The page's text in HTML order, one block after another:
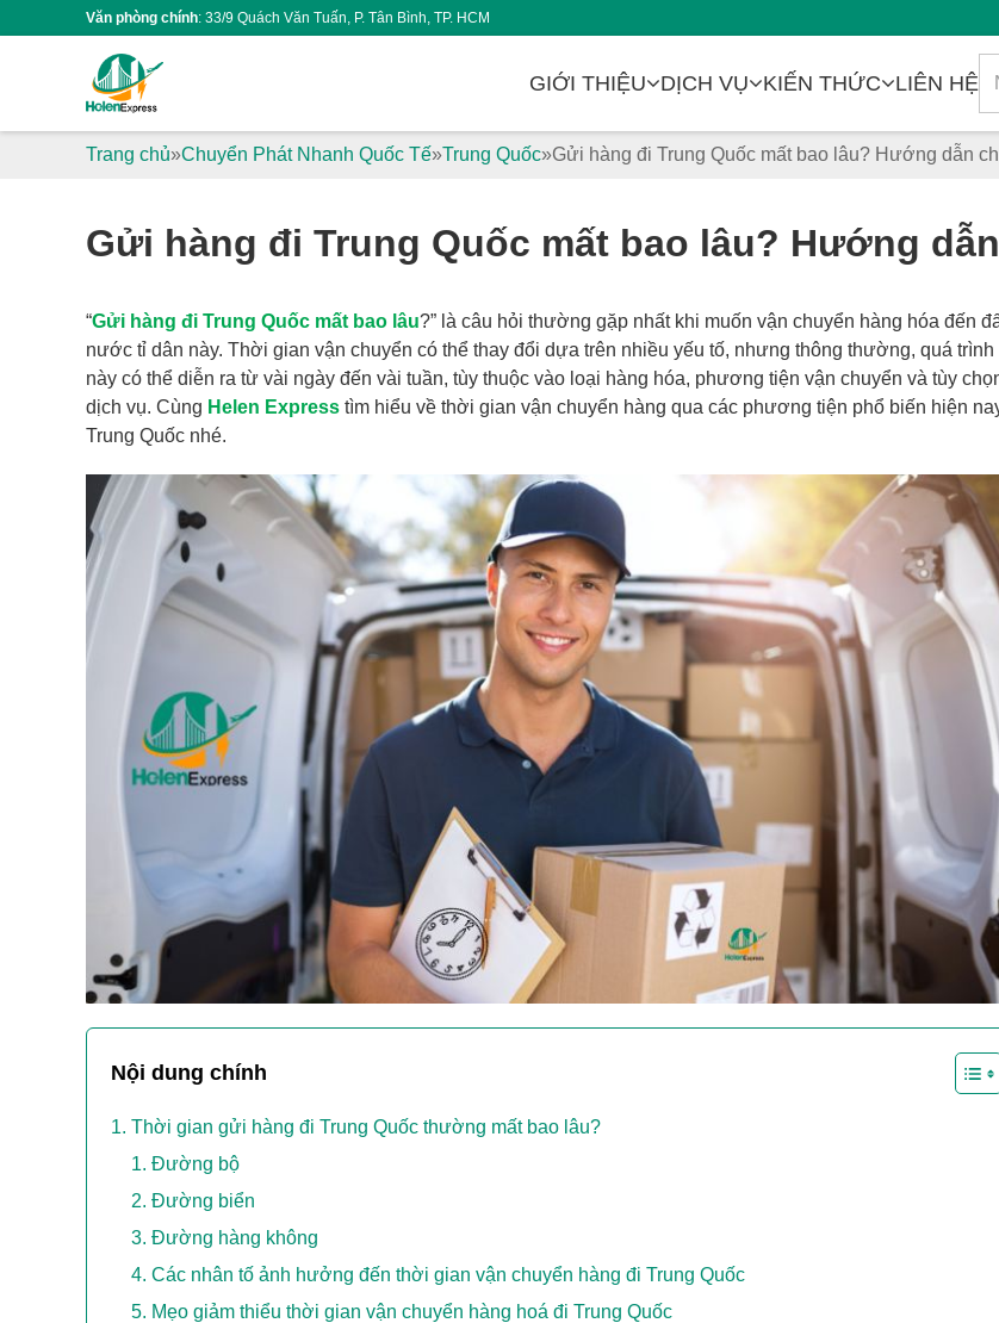
Văn phòng chính: 33/9 Quách Văn Tuấn, P. Tân Bình, TP. HCM
GIỚI THIỆU DỊCH VỤ KIẾN THỨC LIÊN HỆ
Trang chủ Chuyển Phát Nhanh Quốc Tế Trung Quốc Gửi hàng đi Trung Quốc mất bao lâu? Hướng dẫn
Gửi hàng đi Trung Quốc mất bao lâu? Hướng
“Gửi hàng đi Trung Quốc mất bao lâu?” là câu hỏi thường gặp nhất khi muốn vận chuyển hàng hóa đến
nước tỉ dân này. Thời gian vận chuyển có thể thay đổi dựa trên nhiều yếu tố, nhưng thông thường, quá trình
này có thể diễn ra từ vài ngày đến vài tuần, tùy thuộc vào loại hàng hóa, phương tiện vận chuyển và tùy
dịch vụ. Cùng Helen Express tìm hiểu về thời gian vận chuyển hàng qua các phương tiện phổ biến hiện
Trung Quốc nhé.
Nội dung chính
Thời gian gửi hàng đi Trung Quốc thường mất bao lâu?
Đường bộ
Đường biển
Đường hàng không
Các nhân tố ảnh hưởng đến thời gian vận chuyển hàng đi Trung Quốc
Mẹo giảm thiểu thời gian vận chuyển hàng hoá đi Trung Quốc